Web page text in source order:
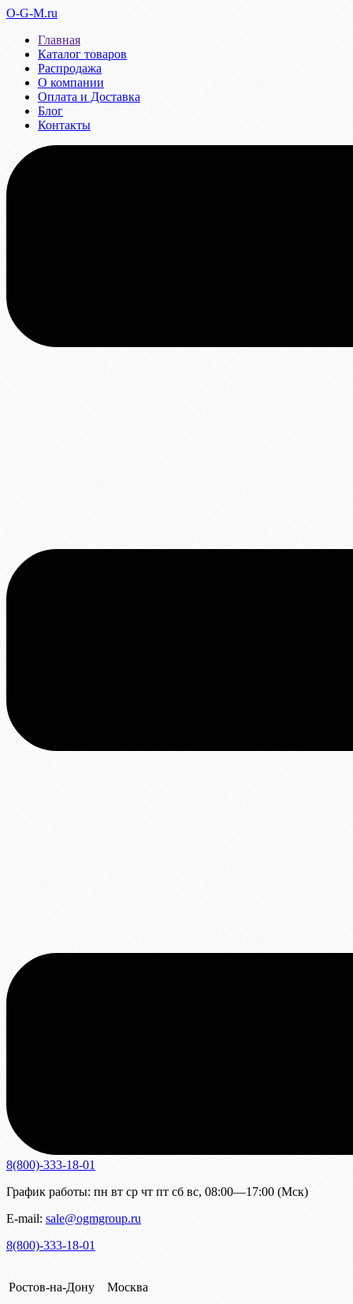
O-G-M.ru
Главная
Каталог товаров
Распродажа
О компании
Оплата и Доставка
Блог
Контакты
8(800)-333-18-01
График работы: пн вт ср чт пт сб вс, 08:00—17:00 (Мск)
E-mail: sale@ogmgroup.ru
8(800)-333-18-01
Ростов-на-Дону
Москва